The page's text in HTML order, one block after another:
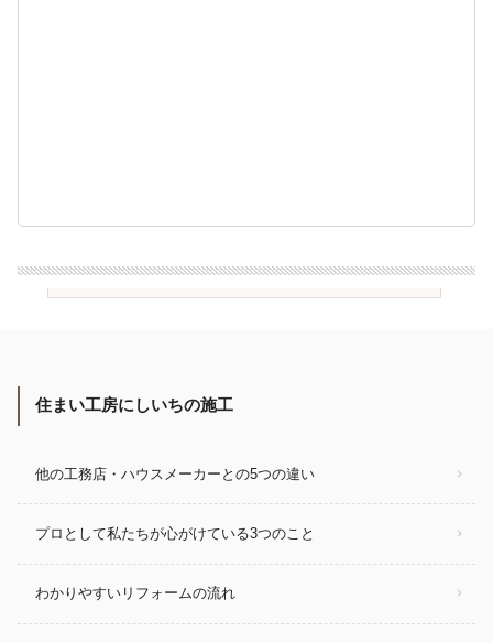
住まい工房にしいちの施工
他の工務店・ハウスメーカーとの5つの違い
プロとして私たちが心がけている3つのこと
わかりやすいリフォームの流れ